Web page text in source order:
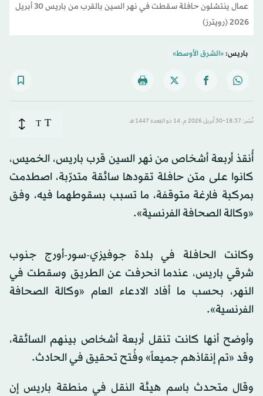
عمال ينتشلون حافلة سقطت في نهر السين بالقرب من باريس 30 أبريل
2026 (رويترز)
باريس:«الشرق الأوسط»
نُشر: 18:37-30 أبريل 2026 م ـ 14 ذو القِعدة 1447 هـ T
T
أُنقذ أربعة أشخاص من نهر السين قرب باريس، الخميس،
كانوا على متن حافلة تقودها سائقة متدرّبة، اصطدمت
بمركبة فارغة متوقفة، ما تسبب بسقوطهما فيه، وفق
«وكالة الصحافة الفرنسية».
وكانت الحافلة في بلدة جوفيزي-سور-أورج جنوب
شرقي باريس، عندما انحرفت عن الطريق وسقطت في
النهر، بحسب ما أفاد الادعاء العام «وكالة الصحافة
الفرنسية».
وأوضح أنها كانت تنقل أربعة أشخاص بينهم السائقة،
وقد «تم إنقاذهم جميعاً» وفُتح تحقيق في الحادث.
وقال متحدث باسم هيئة النقل في منطقة باريس إن